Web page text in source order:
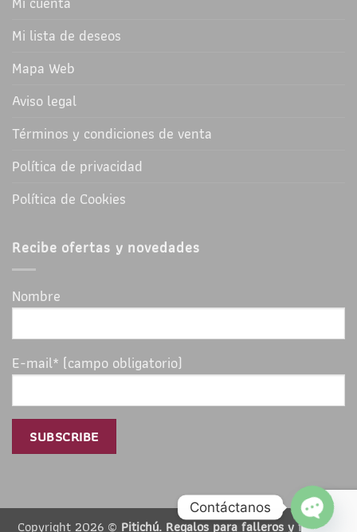
Mi lista de deseos
Mapa Web
Aviso legal
Términos y condiciones de venta
Política de privacidad
Política de Cookies
Recibe ofertas y novedades
Nombre
E-mail* (campo obligatorio)
Copyright 2026 © Pitichú. Regalos para falleros y falleras
Contáctanos